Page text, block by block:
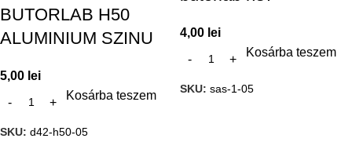
BUTORLAB H50
ALUMINIUM SZINU
5,00 lei
Kosárba teszem
SKU: d42-h50-05
4,00 lei
Kosárba teszem
SKU: sas-1-05